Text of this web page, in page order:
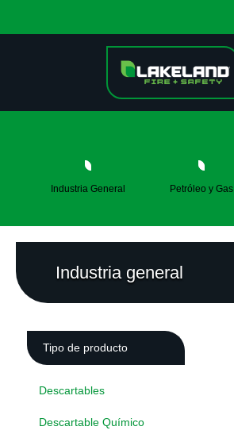
Industria General Petróleo y Gas
Industria general
Tipo de producto
Descartables
Descartable Químico